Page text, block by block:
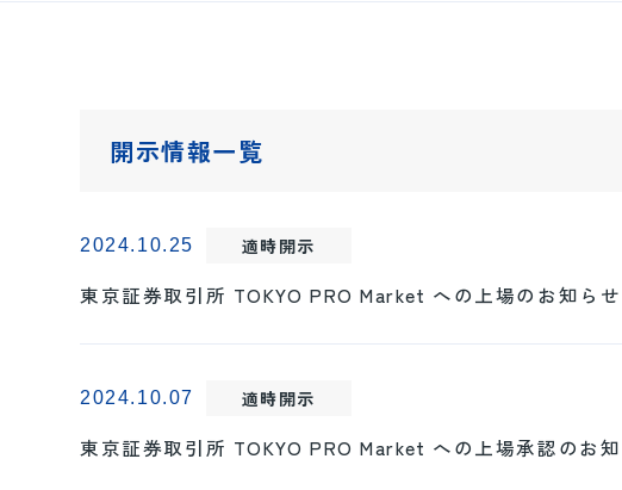
開示情報一覧
2024.10.25 適時開示
東京証券取引所 TOKYO PRO Market への上場のお知らせ
2024.10.07 適時開示
東京証券取引所 TOKYO PRO Market への上場承認のお